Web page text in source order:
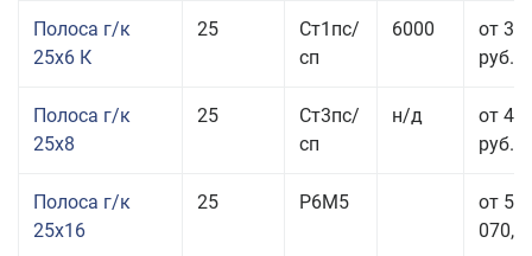
Полоса г/к
25x6 К
25
Ст1пс/
сп
6000
от 35
руб.
Полоса г/к
25x8
25
Ст3пс/
сп
н/д
от 44
руб.
Полоса г/к
25x16
25 Р6М5
от